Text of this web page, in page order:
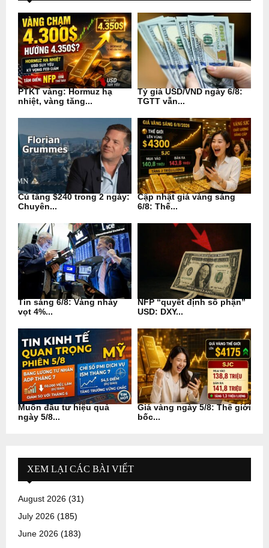
PTKT vàng: Hormuz hạ
nhiệt, vàng tăng...
Tỷ giá USD/VND ngày 6/8:
TGTT vẫn...
Cú tăng $240 trong 2 ngày:
Chuyên...
Cập nhật giá vàng sáng
6/8: Thế...
Tin sáng 6/8: Vàng nhảy
vọt 4%...
NFP “quyết định số phận”
USD: DXY...
Muốn đầu tư hiệu quả
ngày 5/8...
Giá vàng ngày 5/8: Thế giới
bốc...
XEM LẠI CÁC BÀI VIẾT
August 2026 (31)
July 2026 (185)
June 2026 (183)